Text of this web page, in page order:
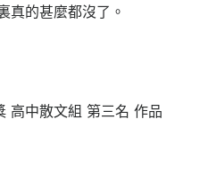
的甚麼都沒了。
高中散文組 第三名 作品